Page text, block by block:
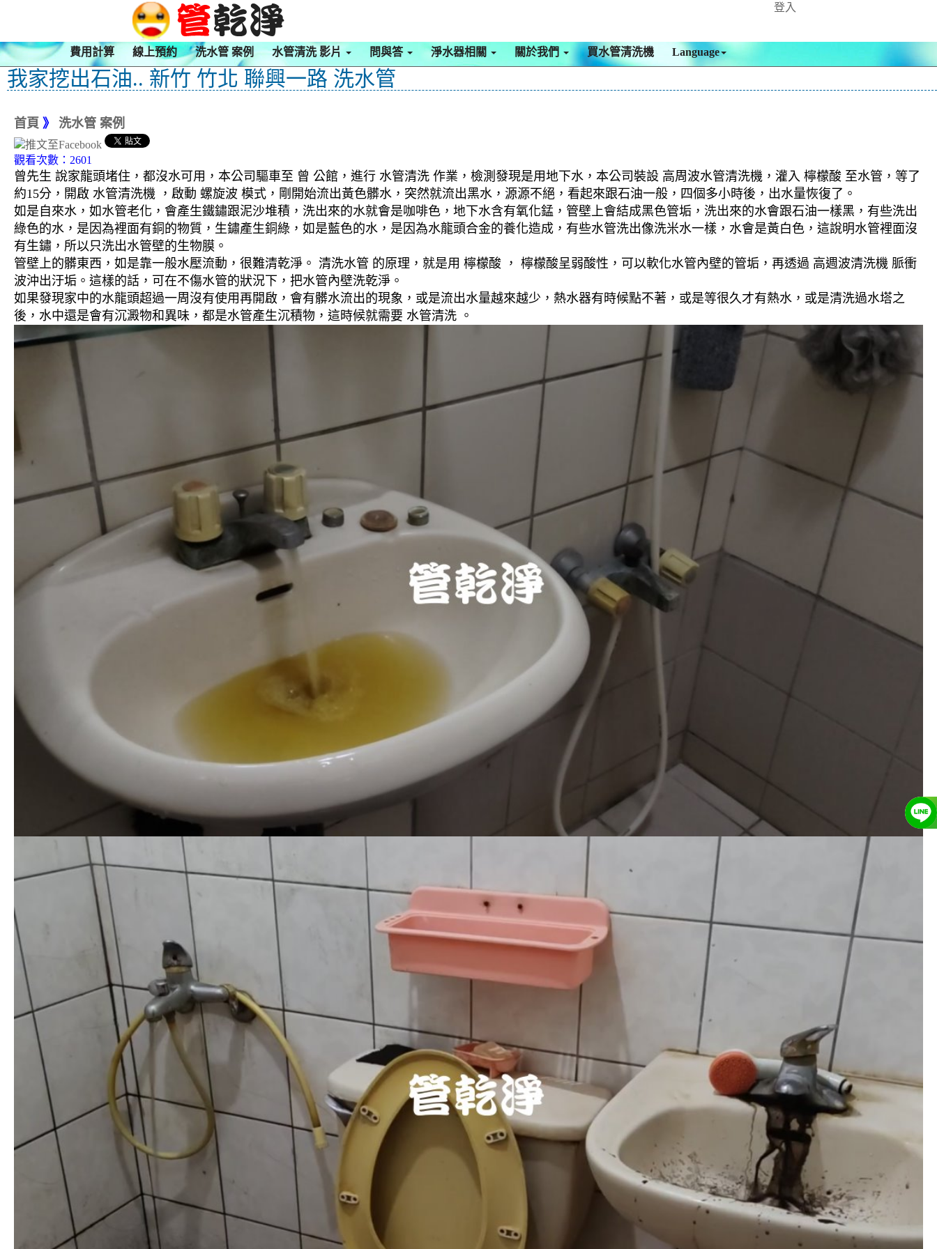
登入
費用計算 線上預約 洗水管 案例 水管清洗 影片 問與答 淨水器相關 關於我們 買水管清洗機 Language
我家挖出石油.. 新竹 竹北 聯興一路 洗水管
首頁 》 洗水管 案例
觀看次數：2601
曾先生 說家龍頭堵住，都沒水可用，本公司驅車至 曾 公館，進行 水管清洗 作業，檢測發現是用地下水，本公司裝設 高周波水管清洗機，灌入 檸檬酸 至水管，等了
約15分，開啟 水管清洗機 ，啟動 螺旋波 模式，剛開始流出黃色髒水，突然就流出黑水，源源不絕，看起來跟石油一般，四個多小時後，出水量恢復了。
如是自來水，如水管老化，會產生鐵鏽跟泥沙堆積，洗出來的水就會是咖啡色，地下水含有氧化錳，管壁上會結成黑色管垢，洗出來的水會跟石油一樣黑，有些洗出
綠色的水，是因為裡面有銅的物質，生鏽產生銅綠，如是藍色的水，是因為水龍頭合金的養化造成，有些水管洗出像洗米水一樣，水會是黃白色，這說明水管裡面沒
有生鏽，所以只洗出水管壁的生物膜。
管壁上的髒東西，如是靠一般水壓流動，很難清乾淨。 清洗水管 的原理，就是用 檸檬酸 ， 檸檬酸呈弱酸性，可以軟化水管內壁的管垢，再透過 高週波清洗機 脈衝
波沖出汙垢。這樣的話，可在不傷水管的狀況下，把水管內壁洗乾淨。
如果發現家中的水龍頭超過一周沒有使用再開啟，會有髒水流出的現象，或是流出水量越來越少，熱水器有時候點不著，或是等很久才有熱水，或是清洗過水塔之
後，水中還是會有沉澱物和異味，都是水管產生沉積物，這時候就需要 水管清洗 。